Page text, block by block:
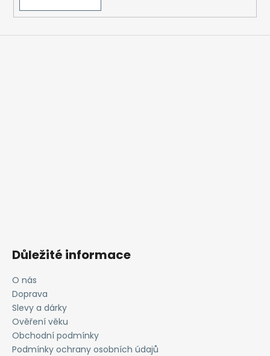
Důležité informace
O nás
Doprava
Slevy a dárky
Ověření věku
Obchodní podmínky
Podmínky ochrany osobních údajů